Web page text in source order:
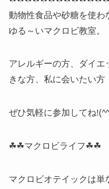
動物性食品や砂糖を使わ
ゆる～いマクロビ教室。
アレルギーの方、ダイ
きな方、私に会いたい方
ぜひ気軽に参加してね
☘☘マクロビライフ☘☘
マクロビオテイックは単